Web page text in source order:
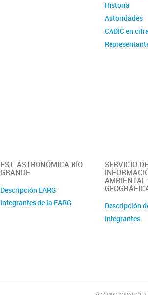
Historia
Autoridades
CADIC en
EST. ASTRONÓMICA RÍO
GRANDE
Descripción EARG
Integrantes de la EARG
SERVICIO DE
AMBIENTAL
Descripción
Integrantes